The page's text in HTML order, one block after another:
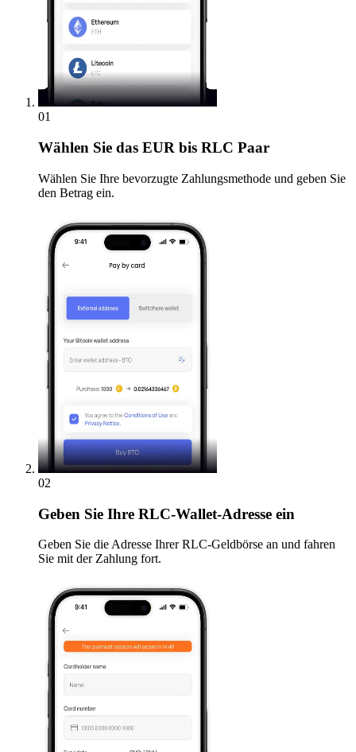
01
Wählen Sie das EUR bis RLC Paar
Wählen Sie Ihre bevorzugte Zahlungsmethode und geben Sie
den Betrag ein.
02
Geben Sie Ihre RLC-Wallet-Adresse ein
Geben Sie die Adresse Ihrer RLC-Geldbörse an und fahren
Sie mit der Zahlung fort.